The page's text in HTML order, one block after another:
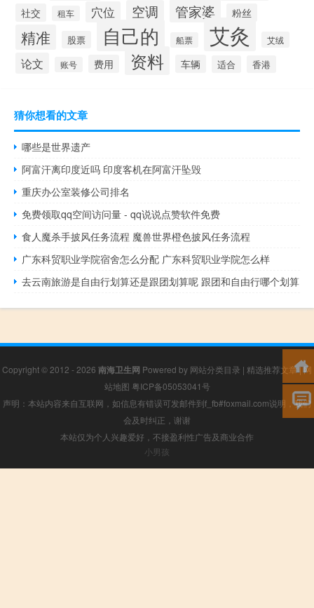
社交 租车 穴位 空调 管家婆 粉丝
精准 股票 自己的 船票 艾灸 艾绒
论文 账号 费用 资料 车辆 适合 香港
猜你想看的文章
哪些是世界遗产
阿富汗离印度近吗 印度客机在阿富汗坠毁
重庆办公室装修公司排名
免费领取qq空间访问量 - qq说说点赞软件免费
食人魔杀手披风任务流程 魔兽世界橙色披风任务流程
广东科贸职业学院宿舍怎么分配 广东科贸职业学院怎么样
去云南旅游是自由行划算还是跟团划算呢 跟团和自由行哪个划算
Copyright © 2012 - 2026 南海卫生网 Powered by 网站分类目录 | 精选推荐文章 |网
站地图 粤ICP备05053041号
声明：本站内容来自互联网，如信息有错误可发邮件到f_fb#foxmail.com说明，我们
会及时纠正，谢谢
本站仅为个人兴趣爱好，不接盈利性广告及商业合作
小男孩